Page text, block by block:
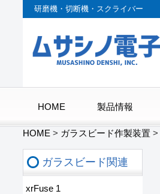
研磨機・切断機・スクライバー
HOME 製品情報
HOME > ガラスビード作製装置 >
ガラスビード関連
xrFuse 1